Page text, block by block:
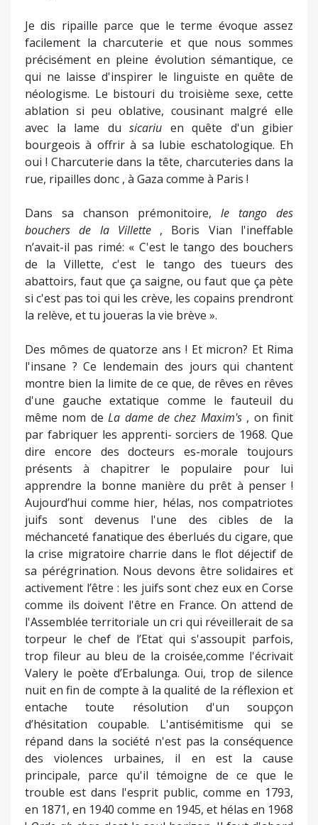
Je dis ripaille parce que le terme évoque assez
facilement la charcuterie et que nous sommes
précisément en pleine évolution sémantique, ce
qui ne laisse d'inspirer le linguiste en quête de
néologisme. Le bistouri du troisième sexe, cette
ablation si peu oblative, cousinant malgré elle
avec la lame du sicariu en quête d'un gibier
bourgeois à offrir à sa lubie eschatologique. Eh
oui ! Charcuterie dans la tête, charcuteries dans la
rue, ripailles donc , à Gaza comme à Paris !
Dans sa chanson prémonitoire, le tango des
bouchers de la Villette, Boris Vian l'ineffable
n’avait-il pas rimé: « C'est le tango des bouchers
de la Villette, c'est le tango des tueurs des
abattoirs, faut que ça saigne, ou faut que ça pète
si c'est pas toi qui les crève, les copains prendront
la relève, et tu joueras la vie brève ».
Des mômes de quatorze ans ! Et micron? Et Rima
l'insane ? Ce lendemain des jours qui chantent
montre bien la limite de ce que, de rêves en rêves
d'une gauche extatique comme le fauteuil du
même nom deLa dame de chez Maxim's, on finit
par fabriquer les apprenti- sorciers de 1968. Que
dire encore des docteurs es-morale toujours
présents à chapitrer le populaire pour lui
apprendre la bonne manière du prêt à penser !
Aujourd’hui comme hier, hélas, nos compatriotes
juifs sont devenus l'une des cibles de la
méchanceté fanatique des éberlués du cigare, que
la crise migratoire charrie dans le flot déjectif de
sa pérégrination. Nous devons être solidaires et
activement l’être : les juifs sont chez eux en Corse
comme ils doivent l'être en France. On attend de
l'Assemblée territoriale un cri qui réveillerait de sa
torpeur le chef de l’Etat qui s'assoupit parfois,
trop fileur au bleu de la croisée,comme l'écrivait
Valery le poète d’Erbalunga. Oui, trop de silence
nuit en fin de compte à la qualité de la réflexion et
entache toute résolution d'un soupçon
d’hésitation coupable. L'antisémitisme qui se
répand dans la société n'est pas la conséquence
des violences urbaines, il en est la cause
principale, parce qu'il témoigne de ce que le
trouble est dans l'esprit public, comme en 1793,
en 1871, en 1940 comme en 1945, et hélas en 1968